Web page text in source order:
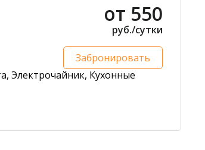
от 550
руб./сутки
Забронировать
Электрочайник, Кухонные